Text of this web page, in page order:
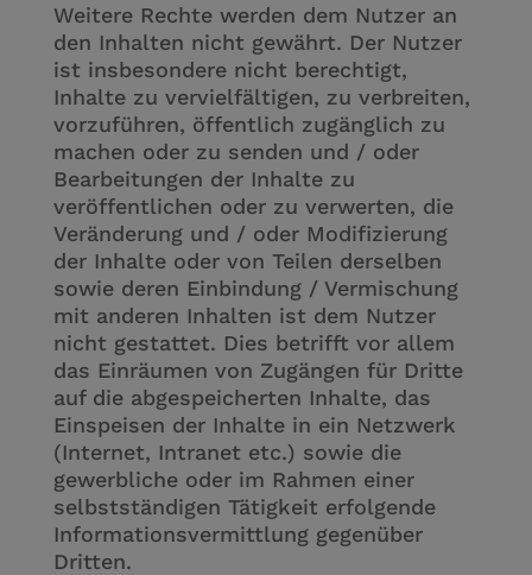
Weitere Rechte werden dem Nutzer an
den Inhalten nicht gewährt. Der Nutzer
ist insbesondere nicht berechtigt,
Inhalte zu vervielfältigen, zu verbreiten,
vorzuführen, öffentlich zugänglich zu
machen oder zu senden und / oder
Bearbeitungen der Inhalte zu
veröffentlichen oder zu verwerten, die
Veränderung und / oder Modifizierung
der Inhalte oder von Teilen derselben
sowie deren Einbindung / Vermischung
mit anderen Inhalten ist dem Nutzer
nicht gestattet. Dies betrifft vor allem
das Einräumen von Zugängen für Dritte
auf die abgespeicherten Inhalte, das
Einspeisen der Inhalte in ein Netzwerk
(Internet, Intranet etc.) sowie die
gewerbliche oder im Rahmen einer
selbstständigen Tätigkeit erfolgende
Informationsvermittlung gegenüber
Dritten.